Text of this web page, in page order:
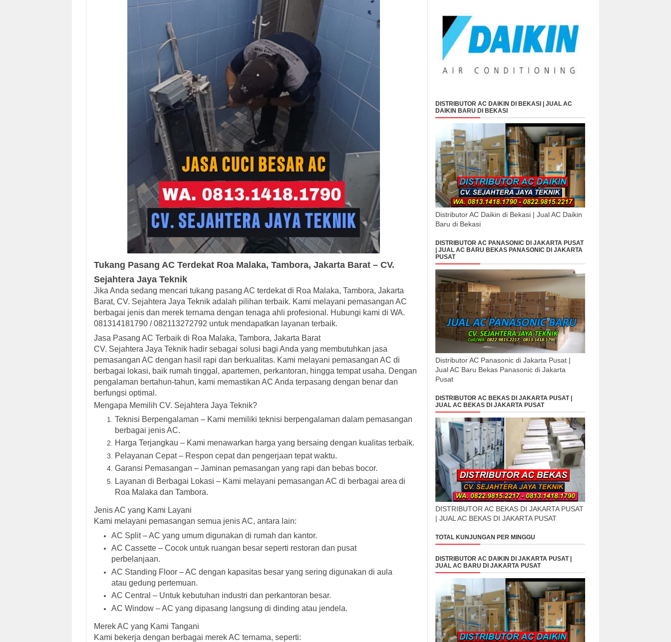
Tukang Pasang AC Terdekat Roa Malaka, Tambora, Jakarta Barat – CV.
Sejahtera Jaya Teknik
Jika Anda sedang mencari tukang pasang AC terdekat di Roa Malaka, Tambora, Jakarta
Barat, CV. Sejahtera Jaya Teknik adalah pilihan terbaik. Kami melayani pemasangan AC
berbagai jenis dan merek ternama dengan tenaga ahli profesional. Hubungi kami di WA.
081314181790 / 082113272792 untuk mendapatkan layanan terbaik.
Jasa Pasang AC Terbaik di Roa Malaka, Tambora, Jakarta Barat
CV. Sejahtera Jaya Teknik hadir sebagai solusi bagi Anda yang membutuhkan jasa
pemasangan AC dengan hasil rapi dan berkualitas. Kami melayani pemasangan AC di
berbagai lokasi, baik rumah tinggal, apartemen, perkantoran, hingga tempat usaha. Dengan
pengalaman bertahun-tahun, kami memastikan AC Anda terpasang dengan benar dan
berfungsi optimal.
Mengapa Memilih CV. Sejahtera Jaya Teknik?
Teknisi Berpengalaman – Kami memiliki teknisi berpengalaman dalam pemasangan
berbagai jenis AC.
Harga Terjangkau – Kami menawarkan harga yang bersaing dengan kualitas terbaik.
Pelayanan Cepat – Respon cepat dan pengerjaan tepat waktu.
Garansi Pemasangan – Jaminan pemasangan yang rapi dan bebas bocor.
Layanan di Berbagai Lokasi – Kami melayani pemasangan AC di berbagai area di
Roa Malaka dan Tambora.
Jenis AC yang Kami Layani
Kami melayani pemasangan semua jenis AC, antara lain:
AC Split – AC yang umum digunakan di rumah dan kantor.
AC Cassette – Cocok untuk ruangan besar seperti restoran dan pusat
perbelanjaan.
AC Standing Floor – AC dengan kapasitas besar yang sering digunakan di aula
atau gedung pertemuan.
AC Central – Untuk kebutuhan industri dan perkantoran besar.
AC Window – AC yang dipasang langsung di dinding atau jendela.
Merek AC yang Kami Tangani
Kami bekerja dengan berbagai merek AC ternama, seperti:
DISTRIBUTOR AC DAIKIN DI BEKASI | JUAL AC
DAIKIN BARU DI BEKASI
Distributor AC Daikin di Bekasi | Jual AC Daikin
Baru di Bekasi
DISTRIBUTOR AC PANASONIC DI JAKARTA PUSAT
| JUAL AC BARU BEKAS PANASONIC DI JAKARTA
PUSAT
Distributor AC Panasonic di Jakarta Pusat |
Jual AC Baru Bekas Panasonic di Jakarta
Pusat
DISTRIBUTOR AC BEKAS DI JAKARTA PUSAT |
JUAL AC BEKAS DI JAKARTA PUSAT
DISTRIBUTOR AC BEKAS DI JAKARTA PUSAT
| JUAL AC BEKAS DI JAKARTA PUSAT
TOTAL KUNJUNGAN PER MINGGU
DISTRIBUTOR AC DAIKIN DI JAKARTA PUSAT |
JUAL AC BARU DI JAKARTA PUSAT